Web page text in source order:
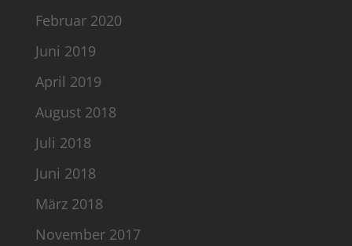
Februar 2020
Juni 2019
April 2019
August 2018
Juli 2018
Juni 2018
März 2018
November 2017